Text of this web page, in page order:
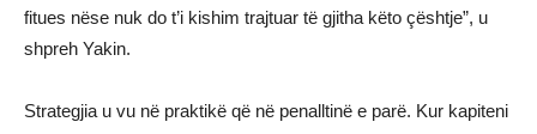
fitues nëse nuk do t’i kishim trajtuar të gjitha këto çështje”, u
shpreh Yakin.
Strategjia u vu në praktikë që në penalltinë e parë. Kur kapiteni